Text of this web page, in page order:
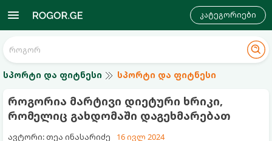
კატეგორიები
სპორტი და ფიტნესი სპორტი და ფიტნესი
როგორია მარტივი დიეტური ხრიკი,
რომელიც გახდომაში დაგეხმარებათ
ავტორი: თეა ინასარიძე 16 ივლ 2024